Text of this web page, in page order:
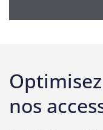
nos